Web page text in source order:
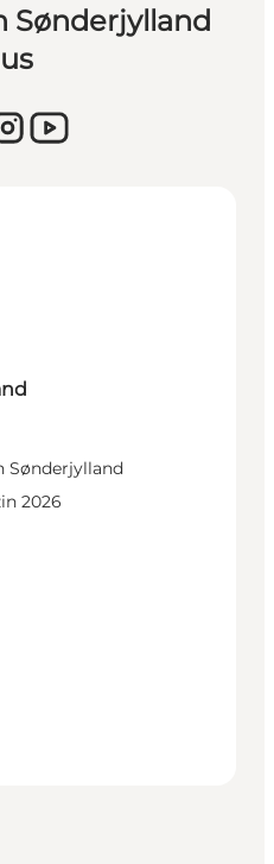
Sønderjylland
Sønderjylland
2026